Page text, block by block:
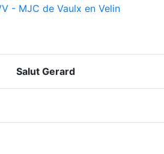
Salut Gerard